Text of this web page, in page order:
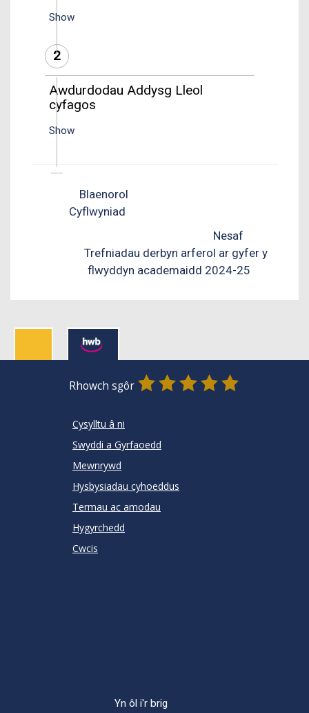
Show
2
Awdurdodau Addysg Lleol
cyfagos
Show
Blaenorol
Cyflwyniad
Nesaf
Trefniadau derbyn arferol ar gyfer y
flwyddyn academaidd 2024-25
Rhowch sgôr
0
Stars
1
Star
2
Stars
3
Stars
4
Stars
5
Stars
Cysylltu â ni
Swyddi a Gyrfaoedd
Mewnrywd
Hysbysiadau cyhoeddus
Termau ac amodau
Hygyrchedd
Cwcis
Yn ôl i'r brig